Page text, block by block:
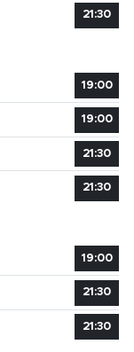
21:30
19:00
19:00
21:30
21:30
19:00
21:30
21:30